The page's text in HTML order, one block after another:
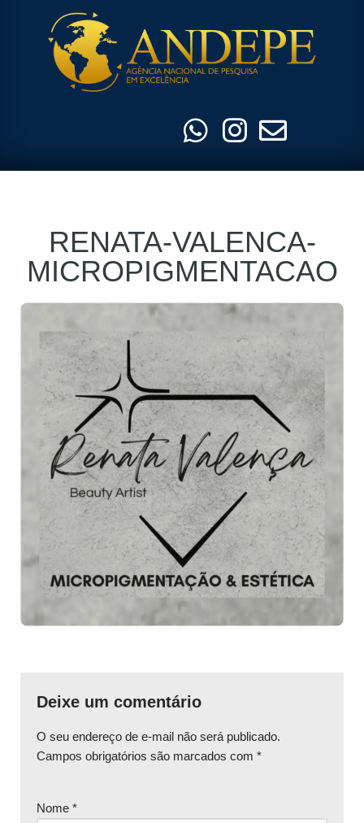
RENATA-VALENCA-
MICROPIGMENTACAO
Deixe um comentário
O seu endereço de e-mail não será publicado.
Campos obrigatórios são marcados com *
Nome *